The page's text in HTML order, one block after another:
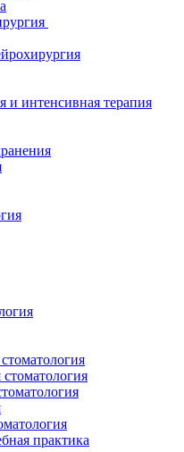
и интенсивная терапия
стоматология
практика